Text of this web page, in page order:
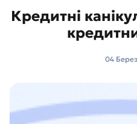
Кредитні
04